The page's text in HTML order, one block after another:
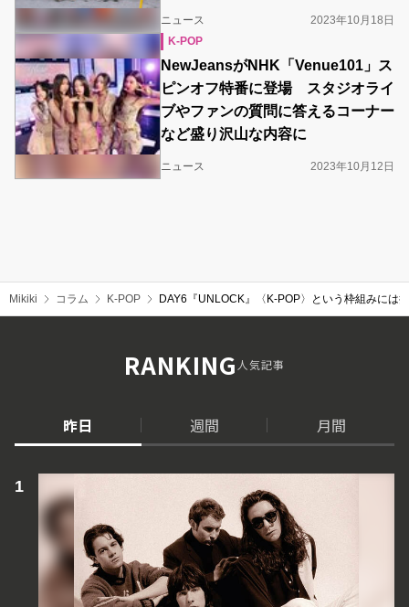
ニュース
2023年10月18日
K-POP
NewJeansがNHK「Venue101」ス
ピンオフ特番に登場 スタジオライ
ブやファンの質問に答えるコーナー
など盛り沢山な内容に
ニュース 2023年10月12日
Mikiki コラム K-POP DAY6『UNLOCK』〈K-POP〉という枠組みには
RANKING人気記事
昨日 週間 月間